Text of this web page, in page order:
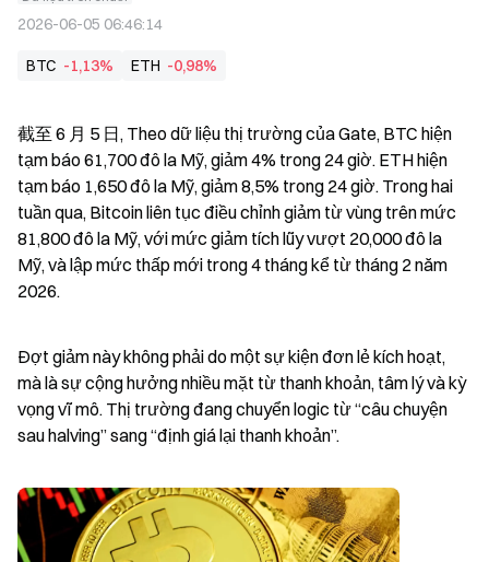
2026-06-05 06:46:14
BTC -1,13% ETH -0,98%
截至 6 月 5 日, Theo dữ liệu thị trường của Gate, BTC hiện
tạm báo 61,700 đô la Mỹ, giảm 4% trong 24 giờ. ETH hiện
tạm báo 1,650 đô la Mỹ, giảm 8,5% trong 24 giờ. Trong hai
tuần qua, Bitcoin liên tục điều chỉnh giảm từ vùng trên mức
81,800 đô la Mỹ, với mức giảm tích lũy vượt 20,000 đô la
Mỹ, và lập mức thấp mới trong 4 tháng kể từ tháng 2 năm
2026.
Đợt giảm này không phải do một sự kiện đơn lẻ kích hoạt,
mà là sự cộng hưởng nhiều mặt từ thanh khoản, tâm lý và kỳ
vọng vĩ mô. Thị trường đang chuyển logic từ “câu chuyện
sau halving” sang “định giá lại thanh khoản”.